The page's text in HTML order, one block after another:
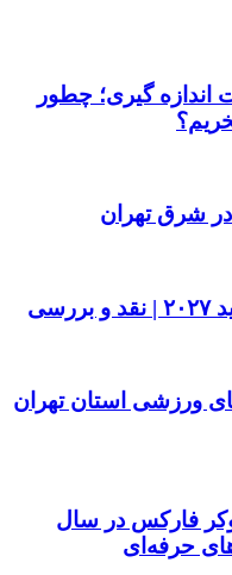
اندازه گیری؛ چطور
شرق تهران
ورزشی استان تهران
فارکس در سال